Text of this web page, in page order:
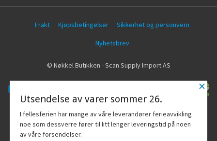
Frakt Kjøpsbetingelser Sikkerhet og personvern
Nyhetsbrev
© Nøkkel Butikken - Scan Supply Import AS
Vår nettbutikk bruker cookies slik at du
får en bedre kjøpsopplevelse og vi kan
yte deg bedre service. Vi bruker cookies
hovedsaklig til å lagre
×
Utsendelse av varer sommer 26.
I fellesferien har mange av våre leverandører ferieavvikling
noe som dessverre fører til litt lenger leveringstid på noen
av våre forsendelser.